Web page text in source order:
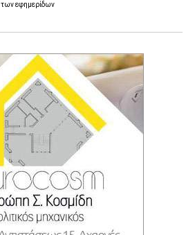
τωνεφημερίδων